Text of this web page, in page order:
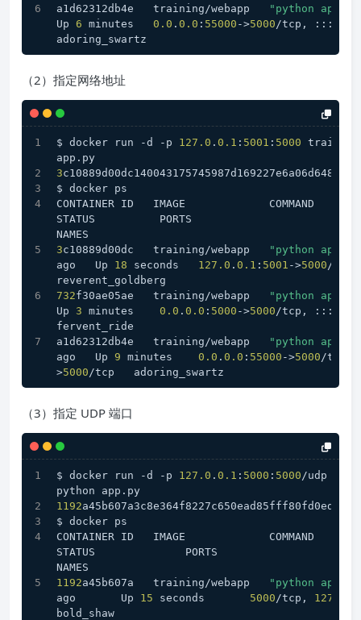
a1d62312db4e   training/webapp
"python
Up 6 minutes 0.0 . 0.0 : 55000 ->5000/tcp, :::
adoring_swartz
（2）指定网络地址
$ docker run -d -p 127.0 . 0.1 : 5001 : 5000 training/
app.py
3
$ docker ps
CONTAINER ID   IMAGE             COMMAND
STATUS          PORTS
NAMES
3c10889d00dc   training/webapp
"python
ago   Up 18 seconds 127.0 . 0.1 : 5001 ->5000/tcp
reverent_goldberg
732f30ae05ae   training/webapp
"python
Up 3 minutes 0.0 . 0.0 : 5000 ->5000/tcp, :::
fervent_ride
a1d62312db4e   training/webapp
"python
ago   Up 9 minutes 0.0 . 0.0 : 55000 ->5000/tcp,
>5000/tcp   adoring_swartz
（3）指定 UDP 端口
$ docker run -d -p 127.0 . 0.1 : 5000 : 5000/udp
python app.py
1192
$ docker ps
CONTAINER ID   IMAGE             COMMAND
STATUS              PORTS
NAMES
1192a45b607a   training/webapp
"python
ago       Up 15 seconds 5000/tcp, 127.0
bold_shaw